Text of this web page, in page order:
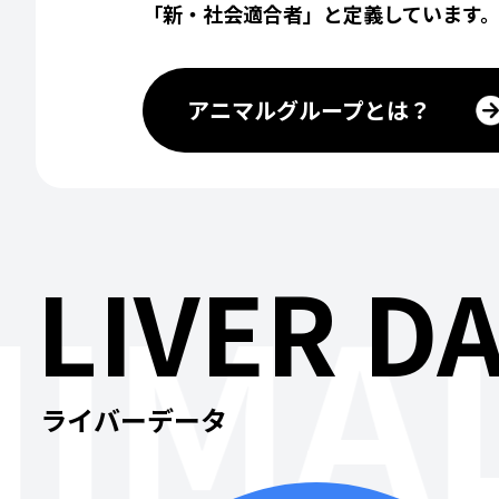
「新・社会適合者」と定義しています。
アニマルグループとは？
LIVER
ライバーデータ